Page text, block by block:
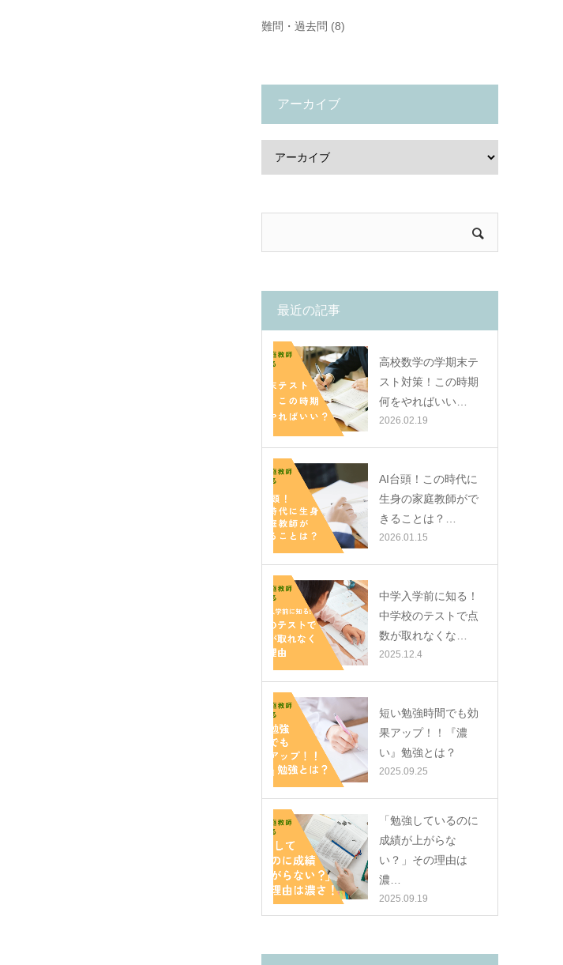
難問・過去問 (8)
アーカイブ
最近の記事
高校数学の学期末テ
スト対策！この時期
何をやればいい…
2026.02.19
AI台頭！この時代に
生身の家庭教師がで
きることは？…
2026.01.15
中学入学前に知る！
中学校のテストで点
数が取れなくな…
2025.12.4
短い勉強時間でも効
果アップ！！『濃
い』勉強とは？
2025.09.25
「勉強しているのに
成績が上がらな
い？」その理由は
濃…
2025.09.19